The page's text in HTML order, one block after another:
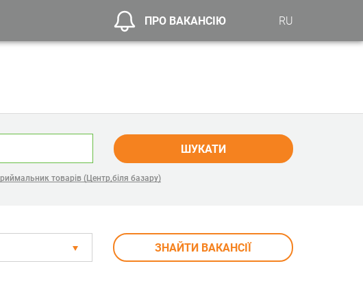
ПРО ВАКАНСІЮ RU
ШУКАТИ
товарів (Центр,біля базару)
ЗНАЙТИ ВАКАНСІЇ